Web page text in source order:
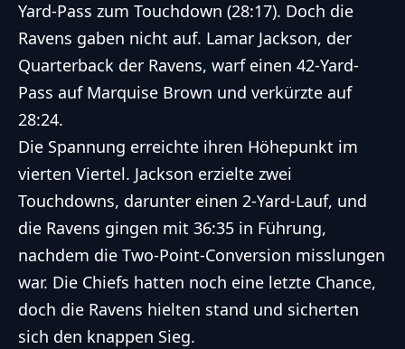
Yard-Pass zum Touchdown (28:17). Doch die
Ravens gaben nicht auf. Lamar Jackson, der
Quarterback der Ravens, warf einen 42-Yard-
Pass auf Marquise Brown und verkürzte auf
28:24.
Die Spannung erreichte ihren Höhepunkt im
vierten Viertel. Jackson erzielte zwei
Touchdowns, darunter einen 2-Yard-Lauf, und
die Ravens gingen mit 36:35 in Führung,
nachdem die Two-Point-Conversion misslungen
war. Die Chiefs hatten noch eine letzte Chance,
doch die Ravens hielten stand und sicherten
sich den knappen Sieg.